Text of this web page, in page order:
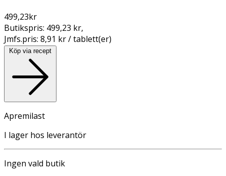
499,23kr
Butikspris: 499,23 kr,
Jmfs.pris: 8,91 kr / tablett(er)
Köp via recept
Apremilast
I lager hos leverantör
Ingen vald butik